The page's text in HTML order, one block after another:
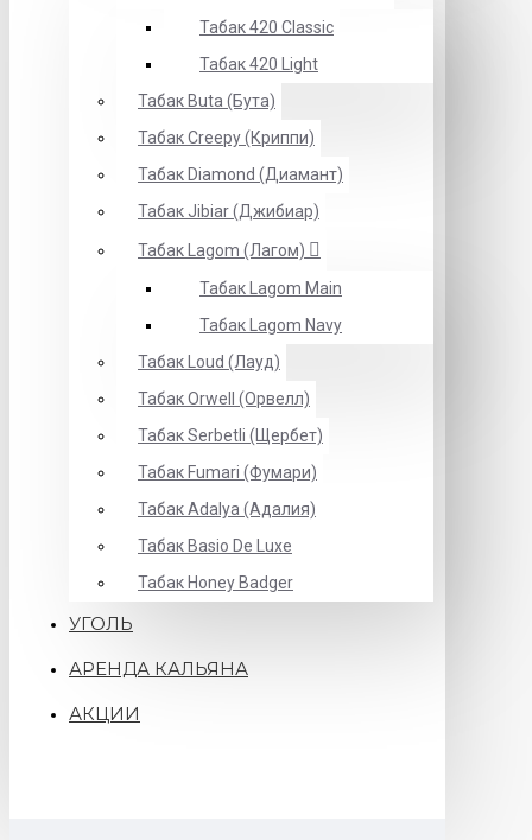
Табак 420 Classic
Табак 420 Light
Табак Buta (Бута)
Табак Creepy (Криппи)
Табак Diamond (Диамант)
Табак Jibiar (Джибиар)
Табак Lagom (Лагом)
Табак Lagom Main
Табак Lagom Navy
Табак Loud (Лауд)
Табак Orwell (Орвелл)
Табак Serbetli (Щербет)
Табак Fumari (Фумари)
Табак Adalya (Адалия)
Табак Basio De Luxe
Табак Honey Badger
УГОЛЬ
АРЕНДА КАЛЬЯНА
АКЦИИ